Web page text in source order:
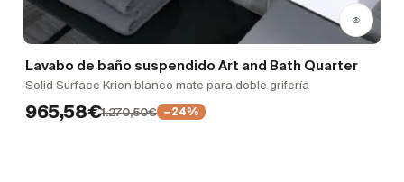
Lavabo de baño suspendido Art and Bath Quarter
Solid Surface Krion blanco mate para doble grifería
965,58€1.270,50€ −24%